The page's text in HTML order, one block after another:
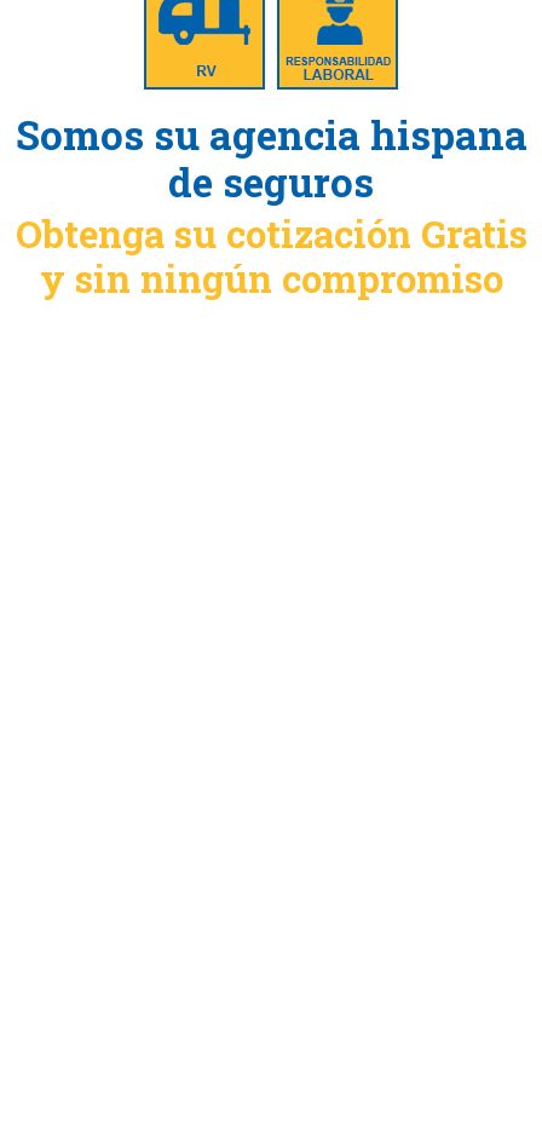
Somos su agencia hispana
de seguros
Obtenga su cotización Gratis
y sin ningún compromiso